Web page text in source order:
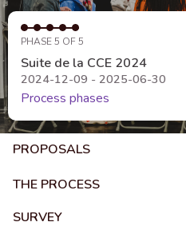
PHASE 5 OF 5
Suite de la CCE 2024
2024-12-09 - 2025-06-30
Process phases
PROPOSALS
THE PROCESS
SURVEY